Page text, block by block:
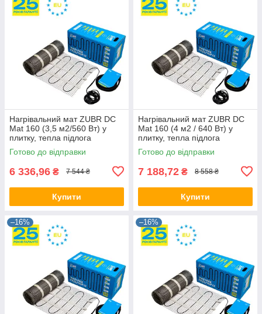
Нагрівальний мат ZUBR DC
Mat 160 (3,5 м2/560 Вт) у
плитку, тепла підлога
електричний Зубр,
двожильна
Готово до відправки
6 336,96 ₴ 7 544 ₴
Купити
Нагрівальний мат ZUBR DC
Mat 160 (4 м2 / 640 Вт) у
плитку, тепла підлога
електричний Зубр,
двожильний
Готово до відправки
7 188,72 ₴ 8 558 ₴
Купити
–16% –16%